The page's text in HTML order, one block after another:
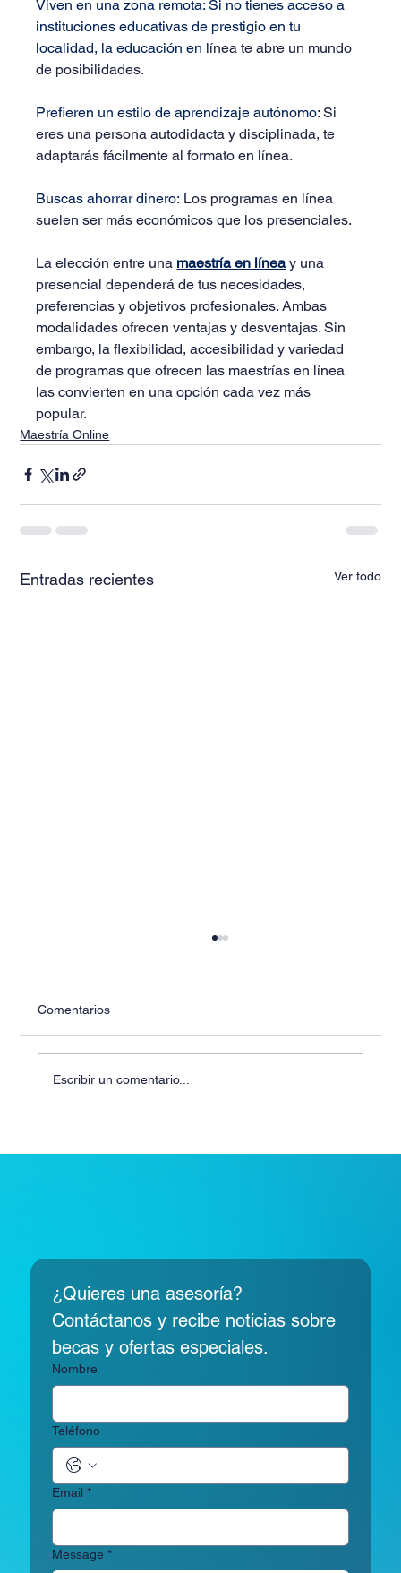
Viven en una zona remota: Si no tienes acceso a
instituciones educativas de prestigio en tu
localidad, la educación en línea te abre un mundo
de posibilidades.
Prefieren un estilo de aprendizaje autónomo: Si
eres una persona autodidacta y disciplinada, te
adaptarás fácilmente al formato en línea.
Buscas ahorrar dinero: Los programas en línea
suelen ser más económicos que los presenciales.
La elección entre una maestría en línea y una
presencial dependerá de tus necesidades,
preferencias y objetivos profesionales. Ambas
modalidades ofrecen ventajas y desventajas. Sin
embargo, la flexibilidad, accesibilidad y variedad
de programas que ofrecen las maestrías en línea
las convierten en una opción cada vez más
popular.
Maestría Online
Entradas recientes Ver todo
Comentarios
Escribir un comentario...
¿Quieres una asesoría?
Contáctanos y recibe noticias sobre
becas y ofertas especiales.
Nombre
Teléfono
Email *
Message *